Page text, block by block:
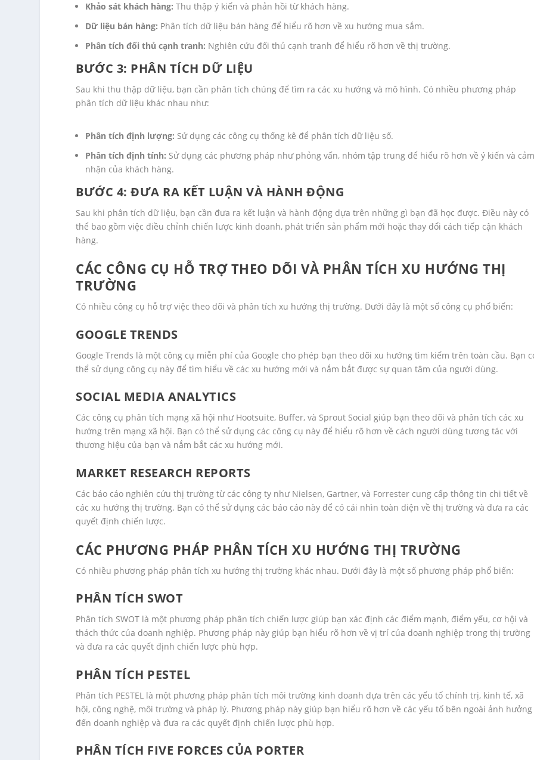
Khảo sát khách hàng: Thu thập ý kiến và phản hồi từ khách hàng.
Dữ liệu bán hàng: Phân tích dữ liệu bán hàng để hiểu rõ hơn về xu hướng mua sắm.
Phân tích đối thủ cạnh tranh: Nghiên cứu đối thủ cạnh tranh để hiểu rõ hơn về thị trường.
BƯỚC 3: PHÂN TÍCH DỮ LIỆU
Sau khi thu thập dữ liệu, bạn cần phân tích chúng để tìm ra các xu hướng và mô hình. Có nhiều phương pháp
phân tích dữ liệu khác nhau như:
Phân tích định lượng: Sử dụng các công cụ thống kê để phân tích dữ liệu số.
Phân tích định tính: Sử dụng các phương pháp như phỏng vấn, nhóm tập trung để hiểu rõ hơn về ý kiến và
nhận của khách hàng.
BƯỚC 4: ĐƯA RA KẾT LUẬN VÀ HÀNH ĐỘNG
Sau khi phân tích dữ liệu, bạn cần đưa ra kết luận và hành động dựa trên những gì bạn đã học được. Điều này có
thể bao gồm việc điều chỉnh chiến lược kinh doanh, phát triển sản phẩm mới hoặc thay đổi cách tiếp cận khách
hàng.
CÁC CÔNG CỤ HỖ TRỢ THEO DÕI VÀ PHÂN TÍCH XU HƯỚNG THỊ
TRƯỜNG
Có nhiều công cụ hỗ trợ việc theo dõi và phân tích xu hướng thị trường. Dưới đây là một số công cụ phổ biến:
GOOGLE TRENDS
Google Trends là một công cụ miễn phí của Google cho phép bạn theo dõi xu hướng tìm kiếm trên toàn cầu. Bạn
thể sử dụng công cụ này để tìm hiểu về các xu hướng mới và nắm bắt được sự quan tâm của người dùng.
SOCIAL MEDIA ANALYTICS
Các công cụ phân tích mạng xã hội như Hootsuite, Buffer, và Sprout Social giúp bạn theo dõi và phân tích các xu
hướng trên mạng xã hội. Bạn có thể sử dụng các công cụ này để hiểu rõ hơn về cách người dùng tương tác với
thương hiệu của bạn và nắm bắt các xu hướng mới.
MARKET RESEARCH REPORTS
Các báo cáo nghiên cứu thị trường từ các công ty như Nielsen, Gartner, và Forrester cung cấp thông tin chi tiết về
các xu hướng thị trường. Bạn có thể sử dụng các báo cáo này để có cái nhìn toàn diện về thị trường và đưa ra các
quyết định chiến lược.
CÁC PHƯƠNG PHÁP PHÂN TÍCH XU HƯỚNG THỊ TRƯỜNG
Có nhiều phương pháp phân tích xu hướng thị trường khác nhau. Dưới đây là một số phương pháp phổ biến:
PHÂN TÍCH SWOT
Phân tích SWOT là một phương pháp phân tích chiến lược giúp bạn xác định các điểm mạnh, điểm yếu, cơ hội và
thách thức của doanh nghiệp. Phương pháp này giúp bạn hiểu rõ hơn về vị trí của doanh nghiệp trong thị trường
và đưa ra các quyết định chiến lược phù hợp.
PHÂN TÍCH PESTEL
Phân tích PESTEL là một phương pháp phân tích môi trường kinh doanh dựa trên các yếu tố chính trị, kinh tế, xã
hội, công nghệ, môi trường và pháp lý. Phương pháp này giúp bạn hiểu rõ hơn về các yếu tố bên ngoài ảnh hưởng
đến doanh nghiệp và đưa ra các quyết định chiến lược phù hợp.
PHÂN TÍCH FIVE FORCES CỦA PORTER